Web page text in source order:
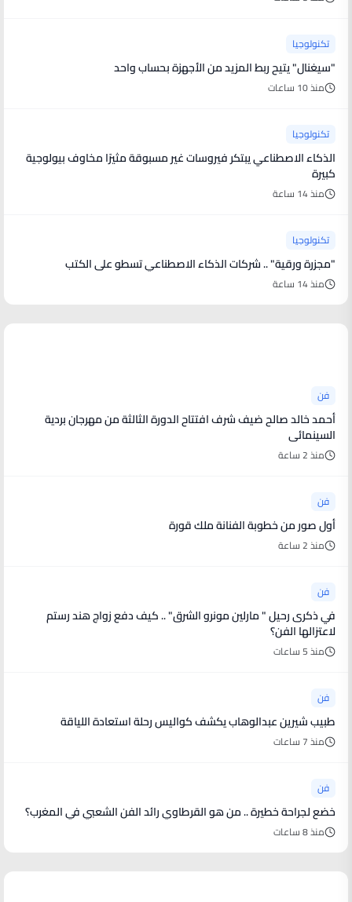
تكنولوجيا
"سيغنال" يتيح ربط المزيد من الأجهزة بحساب واحد
منذ 10 ساعات
تكنولوجيا
الذكاء الاصطناعي يبتكر فيروسات غير مسبوقة مثيرًا مخاوف بيولوجية
كبيرة
منذ 14 ساعة
تكنولوجيا
"مجزرة ورقية" .. شركات الذكاء الاصطناعي تسطو على الكتب
منذ 14 ساعة
فن
أحمد خالد صالح ضيف شرف افتتاح الدورة الثالثة من مهرجان بردية
السينمائى
منذ 2 ساعة
فن
أول صور من خطوبة الفنانة ملك قورة
منذ 2 ساعة
فن
في ذكرى رحيل " مارلين مونرو الشرق" .. كيف دفع زواج هند رستم
لاعتزالها الفن؟
منذ 5 ساعات
فن
طبيب شيرين عبدالوهاب يكشف كواليس رحلة استعادة اللياقة
منذ 7 ساعات
فن
خضع لجراحة خطيرة .. من هو القرطاوي رائد الفن الشعبي في المغرب؟
منذ 8 ساعات